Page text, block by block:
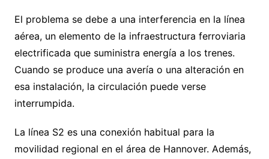
El problema se debe a una interferencia en la línea
aérea, un elemento de la infraestructura ferroviaria
electrificada que suministra energía a los trenes.
Cuando se produce una avería o una alteración en
esa instalación, la circulación puede verse
interrumpida.
La línea S2 es una conexión habitual para la
movilidad regional en el área de Hannover. Además,